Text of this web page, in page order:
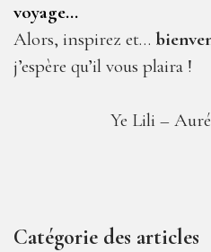
voyage…
Alors, inspirez et…
j’espère qu’il vous plaira !
Ye Lili –
Catégorie des articles